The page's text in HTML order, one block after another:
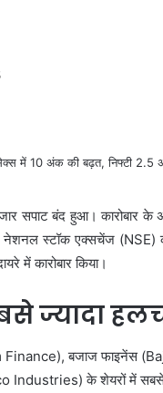
सपाट बंद हुआ। कारोबार
स्टॉक एक्सचेंज (NSE)
में कारोबार किया।
ज्यादा
Finance), बजाज फाइनेंस
Industries) के शेयरों में